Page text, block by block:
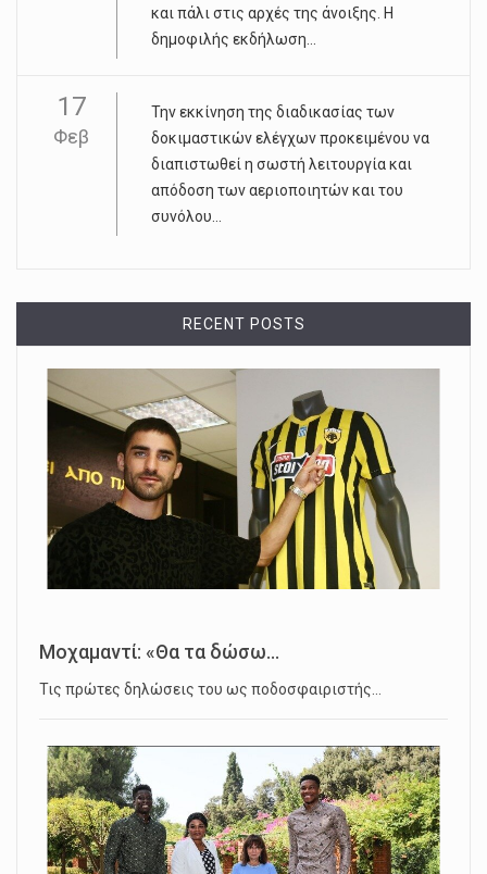
και πάλι στις αρχές της άνοιξης. Η
δημοφιλής εκδήλωση...
17
Φεβ
Την εκκίνηση της διαδικασίας των
δοκιμαστικών ελέγχων προκειμένου να
διαπιστωθεί η σωστή λειτουργία και
απόδοση των αεριοποιητών και του
συνόλου...
RECENT POSTS
Μοχαμαντί: «Θα τα δώσω...
Τις πρώτες δηλώσεις του ως ποδοσφαιριστής…